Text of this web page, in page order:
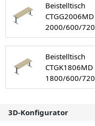
Beistelltisch
CTGG2006MD
2000/600/720
Beistelltisch
CTGK1806MD
1800/600/720
3D-Konfigurator